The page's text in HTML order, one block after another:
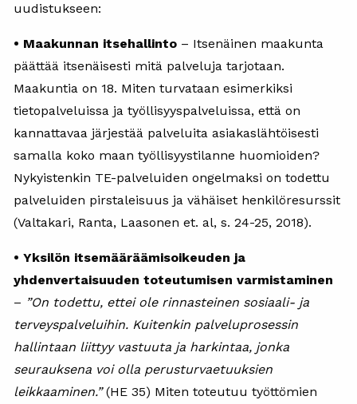
uudistukseen:
• Maakunnan itsehallinto – Itsenäinen maakunta
päättää itsenäisesti mitä palveluja tarjotaan.
Maakuntia on 18. Miten turvataan esimerkiksi
tietopalveluissa ja työllisyyspalveluissa, että on
kannattavaa järjestää palveluita asiakaslähtöisesti
samalla koko maan työllisyystilanne huomioiden?
Nykyistenkin TE-palveluiden ongelmaksi on todettu
palveluiden pirstaleisuus ja vähäiset henkilöresurssit
(Valtakari, Ranta, Laasonen et. al, s. 24-25, 2018).
• Yksilön itsemääräämisoikeuden ja
yhdenvertaisuuden toteutumisen varmistaminen
– ”On todettu, ettei ole rinnasteinen sosiaali- ja
terveyspalveluihin. Kuitenkin palveluprosessin
hallintaan liittyy vastuuta ja harkintaa, jonka
seurauksena voi olla perusturvaetuuksien
leikkaaminen.”(HE 35) Miten toteutuu työttömien